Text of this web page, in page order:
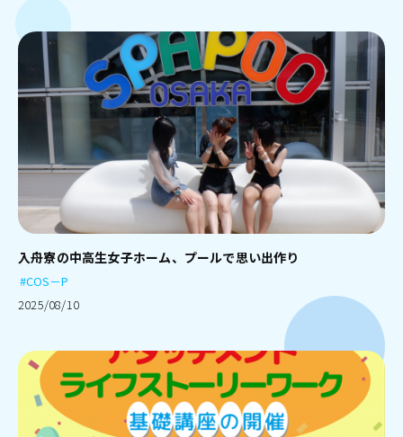
入舟寮の中高生女子ホーム、プールで思い出作り
#COS－P
2025/08/10